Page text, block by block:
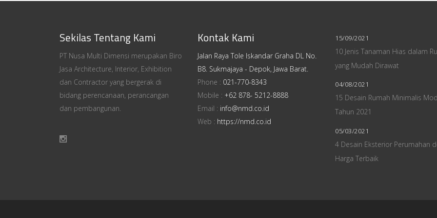
Sekilas Tentang Kami
PT Nusa Multi Dimensi merupakan Biro
Jasa Architecture, Interior, Exhibition
dan Contractor yang bergerak di
bidang perencanaan, perancangan
dan pembangunan.
Kontak Kami
Jalan Raya Tole Iskandar Graha DL No.
B8. Sukmajaya - Depok, Jawa Barat.
Phone : 021-770-8343
Mobile : +62 878- 5212-8888
Email : info@nmd.co.id
Web : https://nmd.co.id
15/09/2021
10 Jenis Tanaman Hias dalam
yang Mudah Dirawat
04/08/2021
15 Desain Rumah Minimalis
Tahun 2021
05/03/2021
4 Desain Eksterior Perumahan
Harga Terbaik